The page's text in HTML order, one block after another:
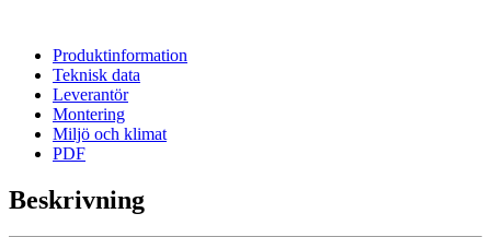
Produktinformation
Teknisk data
Leverantör
Montering
Miljö och klimat
PDF
Beskrivning